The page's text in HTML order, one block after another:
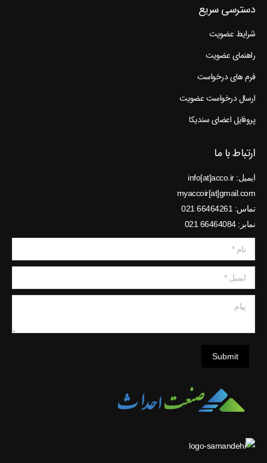
دسترسی سریع
شرایط عضویت
راهنمای عضویت
فرم های درخواست
ارسال درخواست عضویت
پروفایل اعضای سندیکا
ارتباط با ما
ایمیل: info[at]acco.ir
myaccoir[at]gmail.com
تماس: 66464261 021
نمابر: 66464084 021
نام *
ایمیل *
Submit